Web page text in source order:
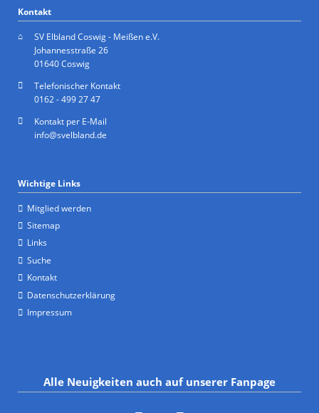
Kontakt
SV Elbland Coswig - Meißen e.V.
Johannesstraße 26
01640 Coswig
Telefonischer Kontakt
0162 - 499 27 47
Kontakt per E-Mail
info@svelbland.de
Wichtige Links
Mitglied werden
Sitemap
Links
Suche
Kontakt
Datenschutzerklärung
Impressum
Alle Neuigkeiten auch auf unserer Fanpage